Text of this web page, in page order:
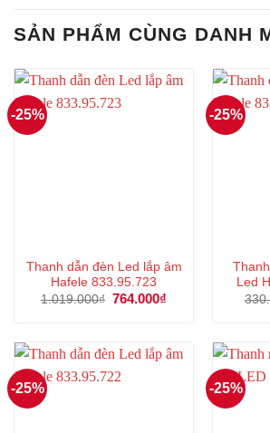
SẢN PHẨM CÙNG DANH
-25%
Thanh dẫn đèn Led lắp âm
Hafele 833.95.723
1.019.000₫ Giá
764.000₫
764.000₫.
-25%
Led
-25% -25%